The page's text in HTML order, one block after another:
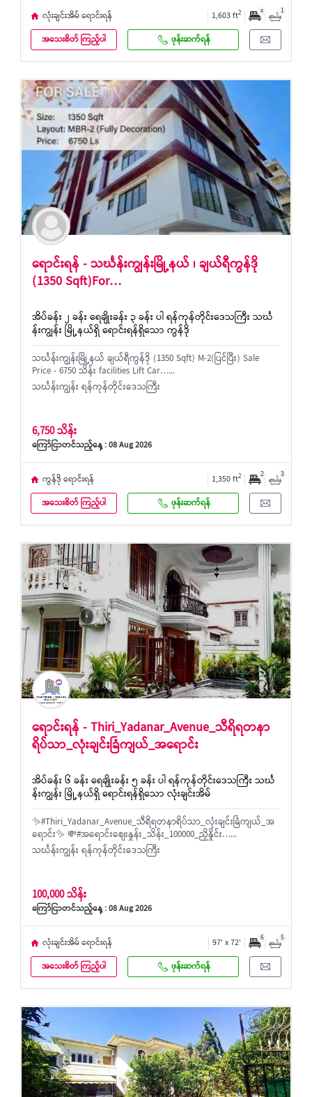
လုံးချင်းအိမ် ရောင်းရန် 1,603 ft2 x 1
အသေးစိတ် ကြည့်ပါ ဖုန်းဆက်ရန်
ရောင်းရန် - သင်္ဃန်းကျွန်းမြို့နယ် ၊ ချယ်ရီကွန်ဒို
(1350 Sqft)For…
အိပ်ခန်း ၂ ခန်း ရေချိုးခန်း ၃ ခန်း ပါ ရန်ကုန်တိုင်းဒေသကြီး သင်္ဃ
န်းကျွန်း မြို့နယ်ရှိ ရောင်းရန်ရှိသော ကွန်ဒို
သင်္ဃန်းကျွန်းမြို့နယ် ချယ်ရီကွန်ဒို (1350 Sqft) M-2(ပြင်ပြီး) Sale
Price - 6750 သိန်း facilities Lift Car…...
သင်္ဃန်းကျွန်း ရန်ကုန်တိုင်းဒေသကြီး
6,750 သိန်း
ကြော်ငြာတင်သည့်နေ့ : 08 Aug 2026
ကွန်ဒို ရောင်းရန် 1,350 ft2 2 3
အသေးစိတ် ကြည့်ပါ ဖုန်းဆက်ရန်
ရောင်းရန် - Thiri_Yadanar_Avenue_သီရိရတနာ
ရိပ်သာ_လုံးချင်းခြံကျယ်_အရောင်း
အိပ်ခန်း ၆ ခန်း ရေချိုးခန်း ၅ ခန်း ပါ ရန်ကုန်တိုင်းဒေသကြီး သင်္ဃ
န်းကျွန်း မြို့နယ်ရှိ ရောင်းရန်ရှိသော လုံးချင်းအိမ်
✨#Thiri_Yadanar_Avenue_သီရိရတနာရိပ်သာ_လုံးချင်းခြံကျယ်_အ
ရောင်း✨ 💸#အရောင်းစျေးနှုန်း_သိန်း_100000_ညှိနှိုင်း…...
သင်္ဃန်းကျွန်း ရန်ကုန်တိုင်းဒေသကြီး
100,000 သိန်း
ကြော်ငြာတင်သည့်နေ့ : 08 Aug 2026
လုံးချင်းအိမ် ရောင်းရန် 97' x 72' 6 5
အသေးစိတ် ကြည့်ပါ ဖုန်းဆက်ရန်